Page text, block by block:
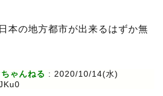
本の地方都市が出来るはずか無
ゃんねる : 2020/10/14(水)